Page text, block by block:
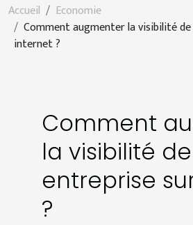
Accueil
Economie
Comment augmenter la visibilité
internet ?
Comment
la visibilité
entreprise
?